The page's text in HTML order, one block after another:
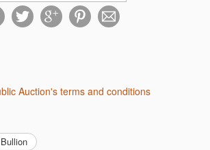
Auction's terms and conditions